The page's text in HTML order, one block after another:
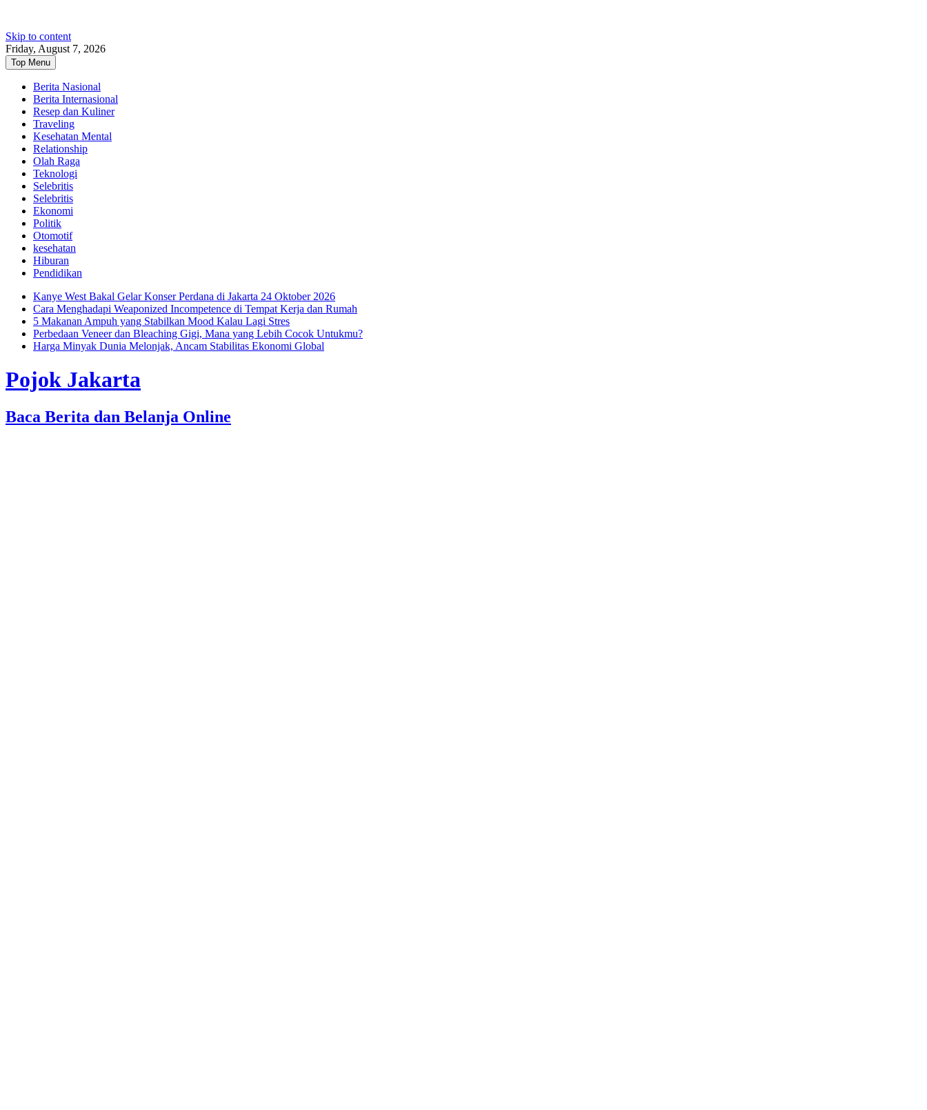
Skip to content
Friday, August 7, 2026
Top Menu
Berita Nasional
Berita Internasional
Resep dan Kuliner
Traveling
Kesehatan Mental
Relationship
Olah Raga
Teknologi
Selebritis
Selebritis
Ekonomi
Politik
Otomotif
kesehatan
Hiburan
Pendidikan
Kanye West Bakal Gelar Konser Perdana di Jakarta 24 Oktober 2026
Cara Menghadapi Weaponized Incompetence di Tempat Kerja dan Rumah
5 Makanan Ampuh yang Stabilkan Mood Kalau Lagi Stres
Perbedaan Veneer dan Bleaching Gigi, Mana yang Lebih Cocok Untukmu?
Harga Minyak Dunia Melonjak, Ancam Stabilitas Ekonomi Global
Pojok Jakarta
Baca Berita dan Belanja Online